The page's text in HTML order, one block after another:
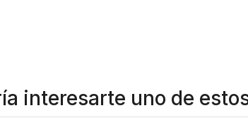
interesarte uno de